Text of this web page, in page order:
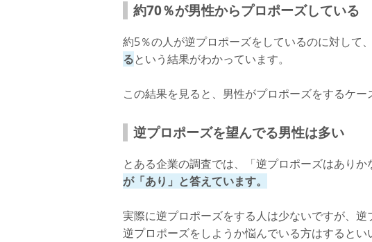
約70％が男性からプロポーズしている
約5％の人が逆プロポーズをしているのに対して、
るという結果がわかっています。
この結果を見ると、男性がプロポーズをするケー
逆プロポーズを望んでる男性は多い
とある企業の調査では、「逆プロポーズはあり
が「あり」と答えています。
実際に逆プロポーズをする人は少ないですが、逆
逆プロポーズをしようか悩んでいる方はするとい